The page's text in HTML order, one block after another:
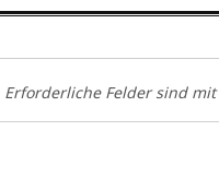
Erforderliche Felder sind mit